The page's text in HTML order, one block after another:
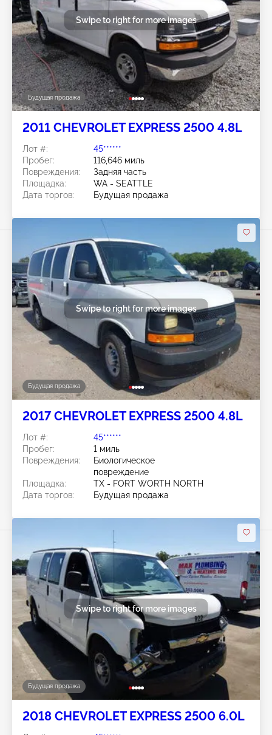
Будущая продажа
Swipe to right for more images
2011 CHEVROLET EXPRESS 2500 4.8L
Лот #:
45******
Пробег:
116,646 миль
Повреждения:
Задняя часть
Площадка:
WA - SEATTLE
Дата торгов:
Будущая продажа
Будущая продажа
Swipe to right for more images
2017 CHEVROLET EXPRESS 2500 4.8L
Лот #:
45******
Пробег:
1 миль
Повреждения:
Биологическое
повреждение
Площадка:
TX - FORT WORTH NORTH
Дата торгов:
Будущая продажа
Будущая продажа
Swipe to right for more images
2018 CHEVROLET EXPRESS 2500 6.0L